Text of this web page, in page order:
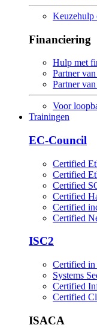
Keuzehulp
Financiering
Hulp met
Partner
Partner
Voor
Trainingen
EC-Council
Certified
Certified
Certified
Certified
Certified
Certified
ISC2
Certified
Systems
Certified
Certified
ISACA